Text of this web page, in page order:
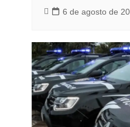
6 de agosto de